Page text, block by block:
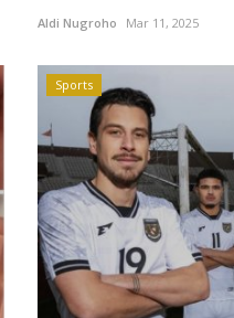
Aldi Nugroho Mar 11, 2025
Sports